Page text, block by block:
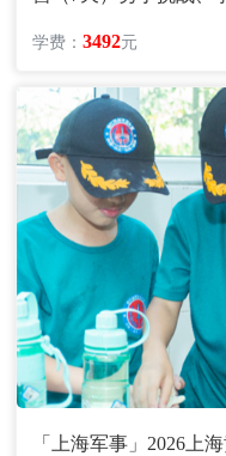
学费：3492元
「上海军事」2026上